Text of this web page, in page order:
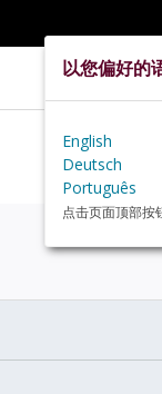
以您偏好的
English
Deutsch
Português
点击页面顶部按